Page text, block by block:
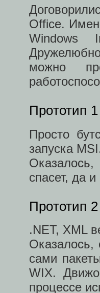
Office.
Windows
можно
Прототип 1
Просто
запуска
Оказалось,
спасет, да
Прототип 2
.NET, XML
Оказалось,
сами
WIX.
процессе